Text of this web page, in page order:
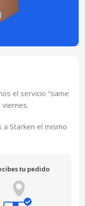
el servicio “same
Starken el mismo
tu pedido